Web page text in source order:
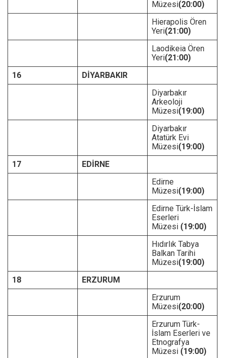
Müzesi(20:00)
Hierapolis Ören
Yeri(21:00)
Laodikeia Ören
Yeri(21:00)
16
DİYARBAKIR
Diyarbakır
Arkeoloji
Müzesi(19:00)
Diyarbakır
Atatürk Evi
Müzesi(19:00)
17
EDİRNE
Edirne
Müzesi(19:00)
Edirne Türk-İslam
Eserleri
Müzesi (19:00)
Hıdırlık Tabya
Balkan Tarihi
Müzesi(19:00)
18
ERZURUM
Erzurum
Müzesi(20:00)
Erzurum Türk-
İslam Eserleri ve
Etnografya
Müzesi (19:00)